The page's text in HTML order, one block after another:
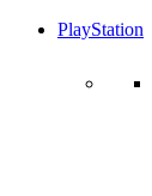
PlayStation